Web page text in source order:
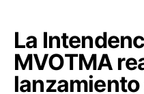
La
MVOTMA